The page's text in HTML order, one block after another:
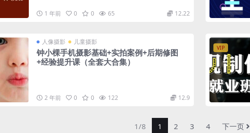
1 年前 0 0 65 12.22
人像摄影 儿童摄影
钟小棵手机摄影基础+实拍案例+后期修图
+经验提升课（全套大合集）
2 年前 0 0 122 12.9
VIP
1/8 1 2 3 4 下一页